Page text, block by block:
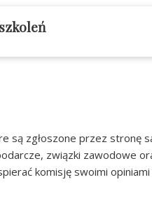
są zgłoszone przez stronę
związki zawodowe
komisję swoimi